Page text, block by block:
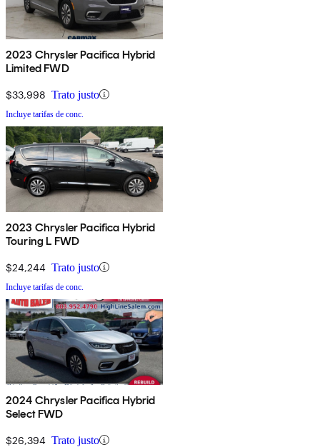
2023 Chrysler Pacifica Hybrid
Limited FWD
$33,998 Trato justo
Incluye tarifas de conc.
2023 Chrysler Pacifica Hybrid
Touring L FWD
$24,244 Trato justo
Incluye tarifas de conc.
2024 Chrysler Pacifica Hybrid
Select FWD
$26,394 Trato justo